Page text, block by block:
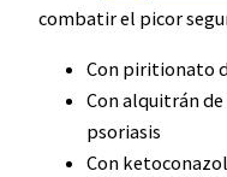
combatir el picor
Con piritionato
Con alquitrán
psoriasis
Con